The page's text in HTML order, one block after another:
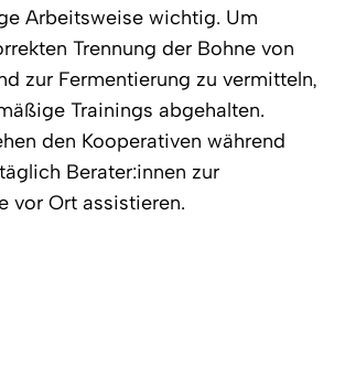
Arbeitsweise wichtig. Um
Trennung der Bohne von
zur Fermentierung zu vermitteln,
Trainings abgehalten.
den Kooperativen während
Berater:innen zur
vor Ort assistieren.